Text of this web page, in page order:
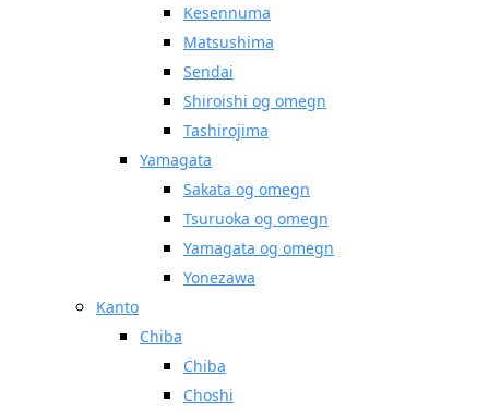
Kesennuma
Matsushima
Sendai
Shiroishi og omegn
Tashirojima
Yamagata
Sakata og omegn
Tsuruoka og omegn
Yamagata og omegn
Yonezawa
Kanto
Chiba
Chiba
Choshi